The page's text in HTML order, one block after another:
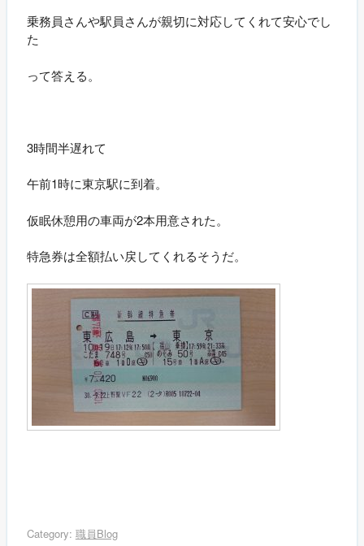
乗務員さんや駅員さんが親切に対応してくれて安心でし
た
って答える。
3時間半遅れて
午前1時に東京駅に到着。
仮眠休憩用の車両が2本用意された。
特急券は全額払い戻してくれるそうだ。
Category: 職員Blog